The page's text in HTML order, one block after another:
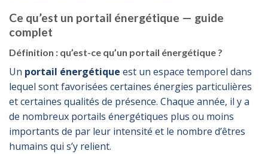
Ce qu’est un portail énergétique — guide
complet
Définition : qu’est-ce qu’un portail énergétique ?
Un portail énergétique est un espace temporel dans
lequel sont favorisées certaines énergies particulières
et certaines qualités de présence. Chaque année, il y a
de nombreux portails énergétiques plus ou moins
importants de par leur intensité et le nombre d’êtres
humains qui s’y relient.